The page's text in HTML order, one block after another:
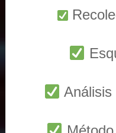
Análisis